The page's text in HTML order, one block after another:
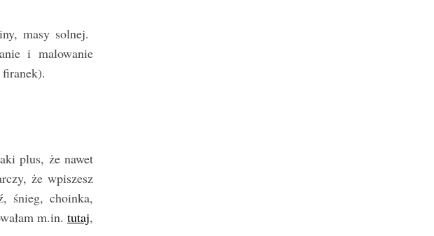
masy solnej.
i malowanie
plus, że nawet
że wpiszesz
śnieg, choinka,
m.in. tutaj,